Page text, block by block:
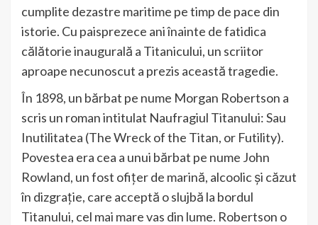
cumplite dezastre maritime pe timp de pace din
istorie. Cu paisprezece ani înainte de fatidica
călătorie inaugurală a Titanicului, un scriitor
aproape necunoscut a prezis această tragedie.
În 1898, un bărbat pe nume Morgan Robertson a
scris un roman intitulat Naufragiul Titanului: Sau
Inutilitatea (The Wreck of the Titan, or Futility).
Povestea era cea a unui bărbat pe nume John
Rowland, un fost ofițer de marină, alcoolic și căzut
în dizgrație, care acceptă o slujbă la bordul
Titanului, cel mai mare vas din lume. Robertson o